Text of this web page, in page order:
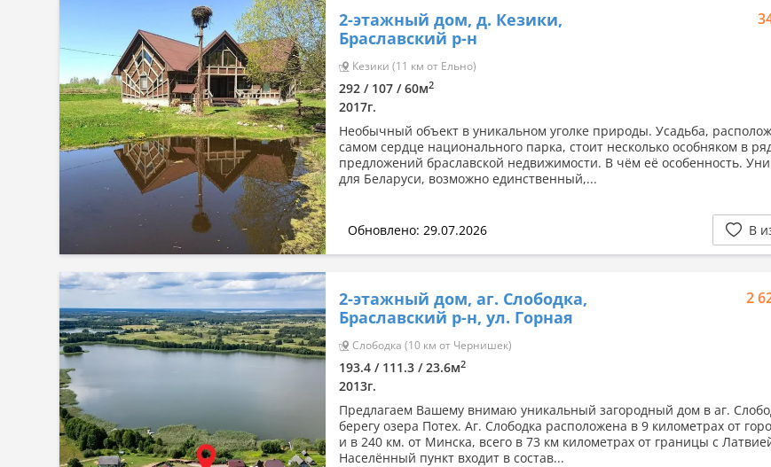
2-этажный дом, д. Кезики,
Браславский р-н
Кезики (11 км от Ельно)
292 / 107 / 60м2
2017г.
Необычный объект в уникальном уголке природы. Усадьба,
самом сердце национального парка, стоит несколько особняком в
предложений браславской недвижимости. В чём её особенность.
для Беларуси, возможно единственный,...
Обновлено: 29.07.2026 В
2-этажный дом, аг. Слободка,
Браславский р-н, ул. Горная
Слободка (10 км от Чернишек)
2
193.4 / 111.3 / 23.6м2
2013г.
Предлагаем Вашему внимаю уникальный загородный дом в аг.
берегу озера Потех. Аг. Слободка расположена в 9 километрах от
и в 240 км. от Минска, всего в 73 км километрах от границы с
Населённый пункт входит в состав...